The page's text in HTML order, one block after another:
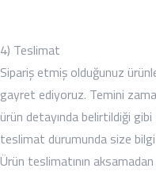
4) Teslimat
Sipariş etmiş olduğunuz
gayret ediyoruz. Temini
ürün detayında belirtildiği
teslimat durumunda size
Ürün teslimatının